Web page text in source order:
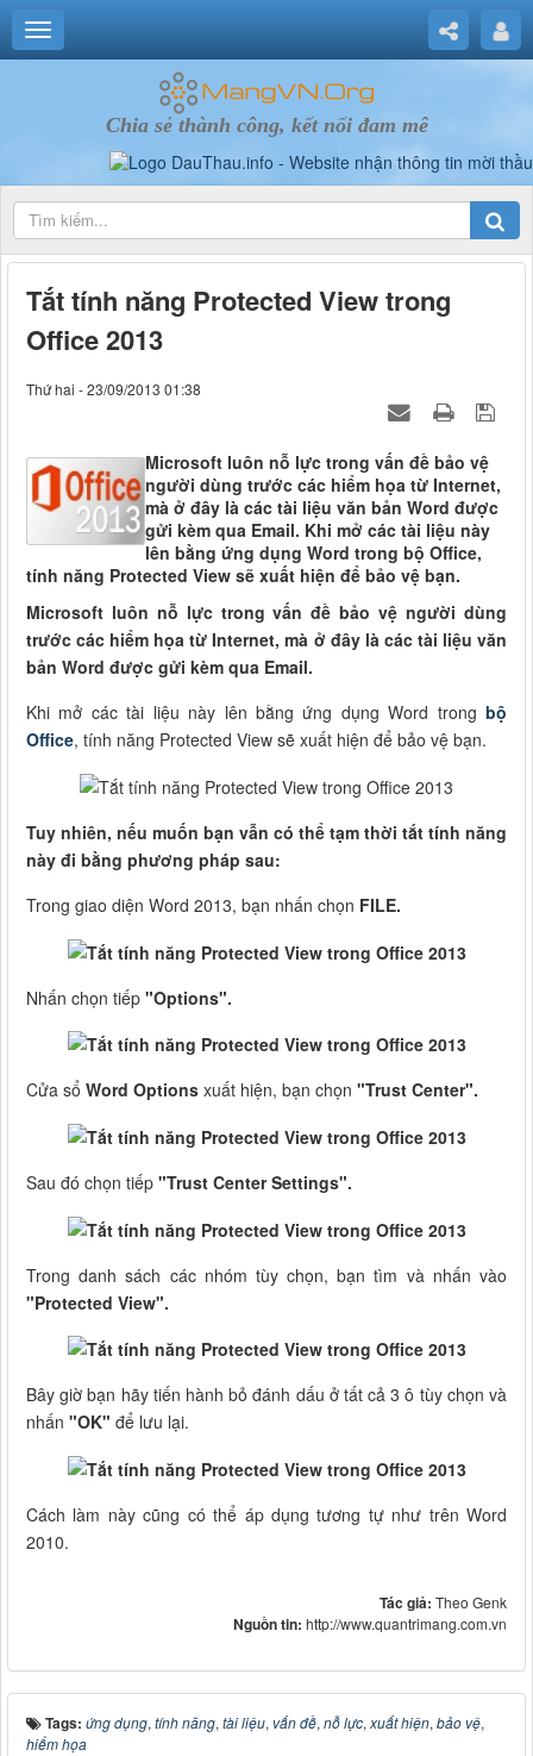
Chia sẻ thành công, kết nối đam mê
Tắt tính năng Protected View trong
Office 2013
Thứ hai - 23/09/2013 01:38
Microsoft luôn nỗ lực trong vấn đề bảo vệ
người dùng trước các hiểm họa từ Internet,
mà ở đây là các tài liệu văn bản Word được
gửi kèm qua Email. Khi mở các tài liệu này
lên bằng ứng dụng Word trong bộ Office,
tính năng Protected View sẽ xuất hiện để bảo vệ bạn.
Microsoft luôn nỗ lực trong vấn đề bảo vệ người dùng
trước các hiểm họa từ Internet, mà ở đây là các tài liệu văn
bản Word được gửi kèm qua Email.
Khi mở các tài liệu này lên bằng ứng dụng Word trong bộ
Office, tính năng Protected View sẽ xuất hiện để bảo vệ bạn.
Tuy nhiên, nếu muốn bạn vẫn có thể tạm thời tắt tính năng
này đi bằng phương pháp sau:
Trong giao diện Word 2013, bạn nhấn chọn FILE.
Nhấn chọn tiếp "Options".
Cửa sổ Word Options xuất hiện, bạn chọn "Trust Center".
Sau đó chọn tiếp "Trust Center Settings".
Trong danh sách các nhóm tùy chọn, bạn tìm và nhấn vào
"Protected View".
Bây giờ bạn hãy tiến hành bỏ đánh dấu ở tất cả 3 ô tùy chọn và
nhấn "OK" để lưu lại.
Cách làm này cũng có thể áp dụng tương tự như trên Word
2010.
Tác giả: Theo Genk
Nguồn tin: http://www.quantrimang.com.vn
Tags: ứng dụng, tính năng, tài liệu, vấn đề, nỗ lực, xuất hiện, bảo vệ,
hiểm họa